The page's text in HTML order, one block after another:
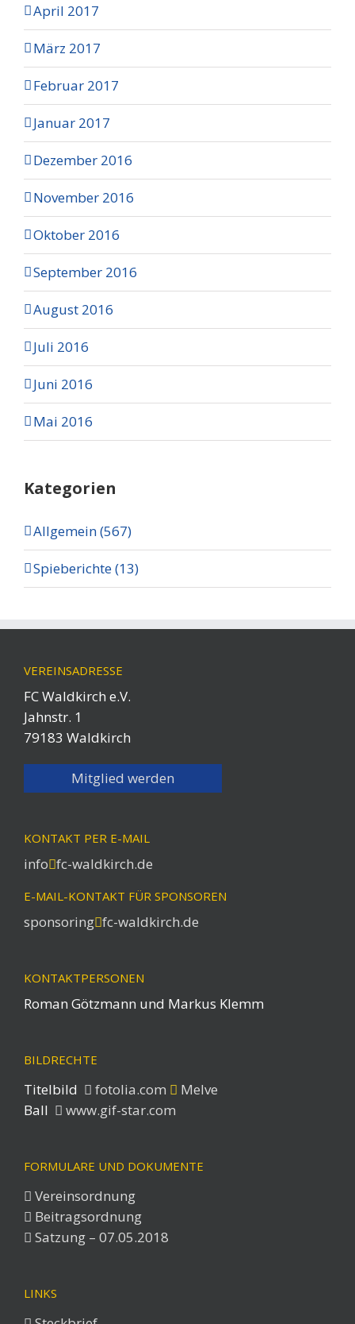
April 2017
März 2017
Februar 2017
Januar 2017
Dezember 2016
November 2016
Oktober 2016
September 2016
August 2016
Juli 2016
Juni 2016
Mai 2016
Kategorien
Allgemein (567)
Spieberichte (13)
VEREINSADRESSE
FC Waldkirch e.V.
Jahnstr. 1
79183 Waldkirch
Mitglied werden
KONTAKT PER E-MAIL
info fc-waldkirch.de
E-MAIL-KONTAKT FÜR SPONSOREN
sponsoring fc-waldkirch.de
KONTAKTPERSONEN
Roman Götzmann und Markus Klemm
BILDRECHTE
Titelbild fotolia.com
Melve
Ball
www.gif-star.com
FORMULARE UND DOKUMENTE
Vereinsordnung
Beitragsordnung
Satzung – 07.05.2018
LINKS